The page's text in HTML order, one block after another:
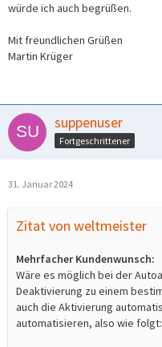
würde ich auch begrüßen.
Mit freundlichen Grüßen
Martin Krüger
suppenuser
Fortgeschrittener
31. Januar 2024
Zitat von weltmeister
Mehrfacher Kundenwunsch:
Wäre es möglich bei der
Deaktivierung zu einem
auch die Aktivierung
automatisieren, also wie folgt: